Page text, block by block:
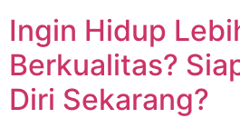
Ingin Hidup
Berkualitas?
Diri Sekarang?